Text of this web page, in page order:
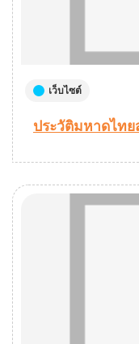
เว็บไซต์
ประวัติมหาดไท